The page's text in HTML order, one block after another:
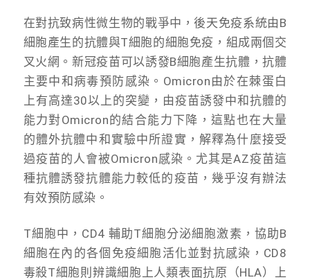
在對抗致病性微生物的戰爭中，後天免疫系統由B
細胞產生的抗體與T細胞的細胞免疫，組成兩個交
叉火網。新冠疫苗可以誘發B細胞產生抗體，抗體
主要中和病毒預防感染。Omicron由於在棘蛋白
上有高達30以上的突變，由疫苗誘發中和抗體的
能力對Omicron的結合能力下降，這點也在大量
的體外抗體中和實驗中所證實，解釋為什麼接受
過疫苗的人會被Omicron感染。尤其是AZ疫苗這
種抗體誘發抗體能力較低的疫苗，幾乎沒有辦法
有效預防感染。
T細胞中，CD4 輔助T細胞分泌細胞激素，協助B
細胞在內的各個免疫細胞活化並對抗感染，CD8
毒殺T細胞則辨識細胞上人類表面抗原（HLA）上